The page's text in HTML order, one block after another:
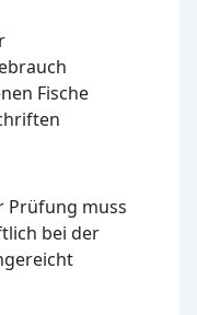
Fische
Prüfung muss
bei der